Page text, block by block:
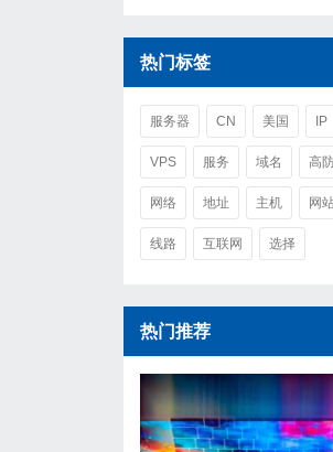
热门标签
服务器 CN 美国 IP
VPS 服务 域名 高
网络 地址 主机 网
线路 互联网 选择
热门推荐